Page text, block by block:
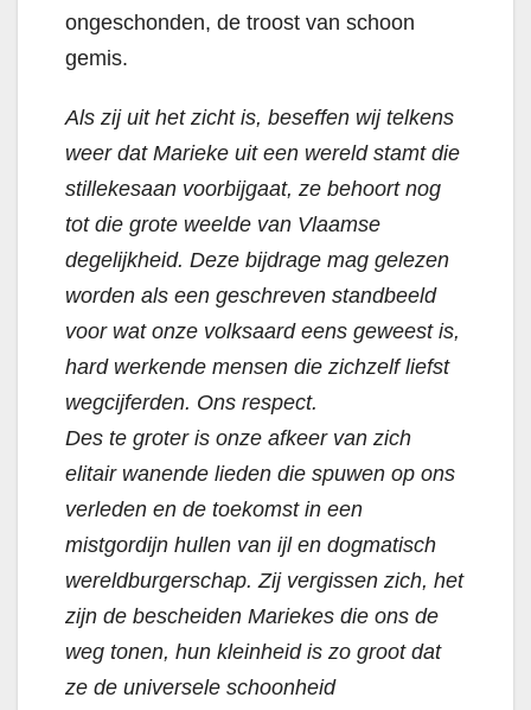
ongeschonden, de troost van schoon
gemis.
Als zij uit het zicht is, beseffen wij telkens
weer dat Marieke uit een wereld stamt die
stillekesaan voorbijgaat, ze behoort nog
tot die grote weelde van Vlaamse
degelijkheid. Deze bijdrage mag gelezen
worden als een geschreven standbeeld
voor wat onze volksaard eens geweest is,
hard werkende mensen die zichzelf liefst
wegcijferden. Ons respect.
Des te groter is onze afkeer van zich
elitair wanende lieden die spuwen op ons
verleden en de toekomst in een
mistgordijn hullen van ijl en dogmatisch
wereldburgerschap. Zij vergissen zich, het
zijn de bescheiden Mariekes die ons de
weg tonen, hun kleinheid is zo groot dat
ze de universele schoonheid